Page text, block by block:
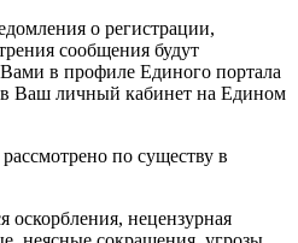
о регистрации,
сообщения будут
в профиле Единого портала
Ваш личный кабинет на Едином
по существу в
оскорбления, нецензурная